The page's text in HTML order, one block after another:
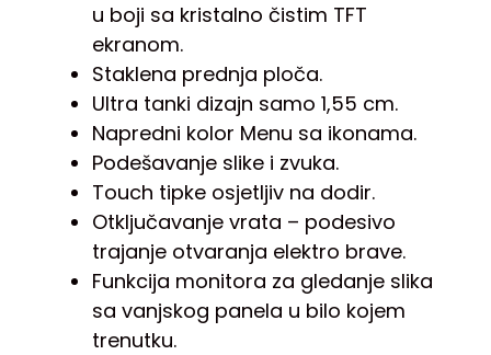
u boji sa kristalno čistim TFT
ekranom.
Staklena prednja ploča.
Ultra tanki dizajn samo 1,55 cm.
Napredni kolor Menu sa ikonama.
Podešavanje slike i zvuka.
Touch tipke osjetljiv na dodir.
Otključavanje vrata – podesivo
trajanje otvaranja elektro brave.
Funkcija monitora za gledanje slika
sa vanjskog panela u bilo kojem
trenutku.